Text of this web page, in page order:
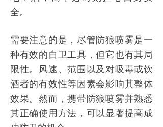
全。
需要注意的是，尽管 防狼喷雾是一
种有效的自卫工具，但它也有其局
限性。风速、范围以及对吸毒或饮
酒者的有效性等因素会影响其整体
效果。然而，携带 防狼喷雾并熟悉
其正确使用方法，可以显著提高成